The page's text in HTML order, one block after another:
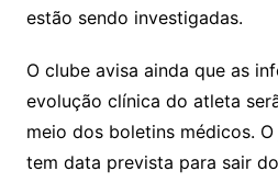
estão sendo investigadas.
O clube avisa ainda que as
evolução clínica do atleta
meio dos boletins médicos.
tem data prevista para sair